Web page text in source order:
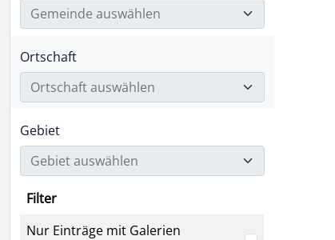
Gemeinde auswählen
Ortschaft
Ortschaft auswählen
Gebiet
Gebiet auswählen
Filter
Nur Einträge mit Galerien